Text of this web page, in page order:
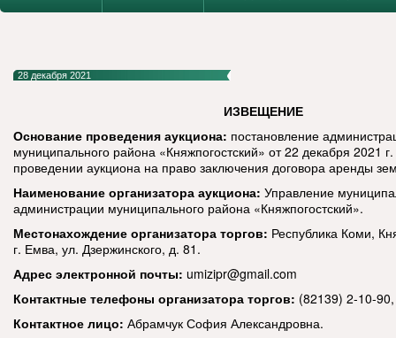
28 декабря 2021
ИЗВЕЩЕНИЕ
Основание проведения аукциона: постановление
муниципального района «Княжпогостский» от 22 декабря 2021
проведении аукциона на право заключения договора аренды
Наименование организатора аукциона: Управление
администрации муниципального района «Княжпогостский».
Местонахождение организатора торгов: Республика Коми,
г. Емва, ул. Дзержинского, д. 81.
Адрес электронной почты: umizipr@gmail.com
Контактные телефоны организатора торгов: (82139) 2-10-
Контактное лицо: Абрамчук София Александровна.